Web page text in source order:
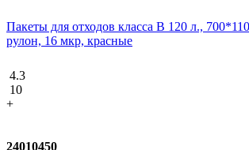
Пакеты для отходов класса В 120 л.,
рулон, 16 мкр, красные
4.3
10
+
24010450